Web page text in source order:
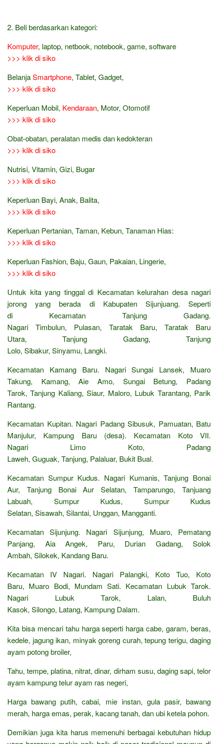
2. Beli berdasarkan kategori:
Komputer, laptop, netbook, notebook, game, software
>>> klik di siko
BelanjaSmartphone, Tablet, Gadget,
>>> klik di siko
Keperluan Mobil, Kendaraan, Motor, Otomotif
>>> klik di siko
Obat-obatan, peralatan medis dan kedokteran
>>> klik di siko
Nutrisi, Vitamin, Gizi, Bugar
>>> klik di siko
Keperluan Bayi, Anak, Balita,
>>> klik di siko
Keperluan Pertanian, Taman, Kebun, Tanaman Hias:
>>> klik di siko
Keperluan Fashion, Baju, Gaun, Pakaian, Lingerie,
>>> klik di siko
Untuk kita yang tinggal di Kecamatan kelurahan desa nagari
jorong yang berada di Kabupaten Sijunjuang. Seperti
di Kecamatan Tanjung Gadang.
Nagari Timbulun, Pulasan, Taratak Baru, Taratak Baru
Utara, Tanjung Gadang, Tanjung
Lolo, Sibakur, Sinyamu, Langki.
Kecamatan Kamang Baru. Nagari Sungai Lansek, Muaro
Takung, Kamang, Aie Amo, Sungai Betung, Padang
Tarok, Tanjung Kaliang, Siaur, Maloro, Lubuk Tarantang, Parik
Rantang.
Kecamatan Kupitan. Nagari Padang Sibusuk, Pamuatan, Batu
Manjulur, Kampung Baru (desa). Kecamatan Koto VII.
Nagari Limo Koto, Padang
Laweh, Guguak, Tanjung, Palaluar, Bukit Bual.
Kecamatan Sumpur Kudus. Nagari Kumanis, Tanjung Bonai
Aur, Tanjung Bonai Aur Selatan, Tamparungo, Tanjuang
Labuah, Sumpur Kudus, Sumpur Kudus
Selatan, Sisawah, Silantai, Unggan, Mangganti.
Kecamatan Sijunjung. Nagari Sijunjung, Muaro, Pematang
Panjang, Aia Angek, Paru, Durian Gadang, Solok
Ambah, Silokek, Kandang Baru.
Kecamatan IV Nagari. Nagari Palangki, Koto Tuo, Koto
Baru, Muaro Bodi, Mundam Sati. Kecamatan Lubuk Tarok.
Nagari Lubuk Tarok, Lalan, Buluh
Kasok, Silongo, Latang, Kampung Dalam.
Kita bisa mencari tahu harga seperti harga cabe, garam, beras,
kedele, jagung ikan, minyak goreng curah, tepung terigu, daging
ayam potong broiler,
Tahu, tempe, platina, nitrat, dinar, dirham susu, daging sapi, telor
ayam kampung telur ayam ras negeri,
Harga bawang putih, cabai, mie instan, gula pasir, bawang
merah, harga emas, perak, kacang tanah, dan ubi ketela pohon.
Demikian juga kita harus memenuhi berbagai kebutuhan hidup